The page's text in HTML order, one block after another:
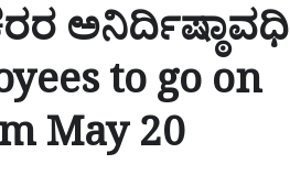
ಅನಿರ್ದಿಷ್ಠಾವಧಿ
to go on
May 20